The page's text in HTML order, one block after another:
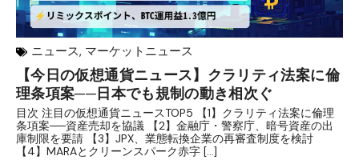
ニュース, マーケットニュース
【今日の仮想通貨ニュース】クラリティ法案に倫
理条項案──日本でも規制の動き相次ぐ
目次 注目の仮想通貨ニュースTOP5 【1】クラリティ法案に倫理
条項案──資産売却を協議 【2】金融庁・警察庁、暗号資産の出
庫制限を要請 【3】JPX、業態転換企業の再審査制度を検討
【4】MARAとクリーンスパーク赤字 […]